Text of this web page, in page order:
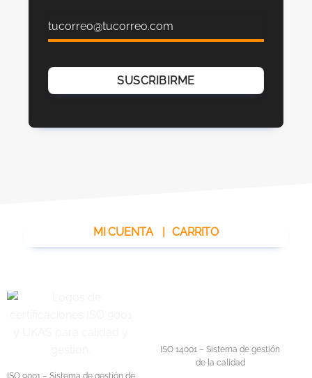
MI CUENTA | CARRITO
ISO 9001 – Sistema de gestión de
ISO 14001 – Sistema de gestión
de la calidad